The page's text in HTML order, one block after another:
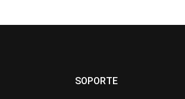
SOPORTE